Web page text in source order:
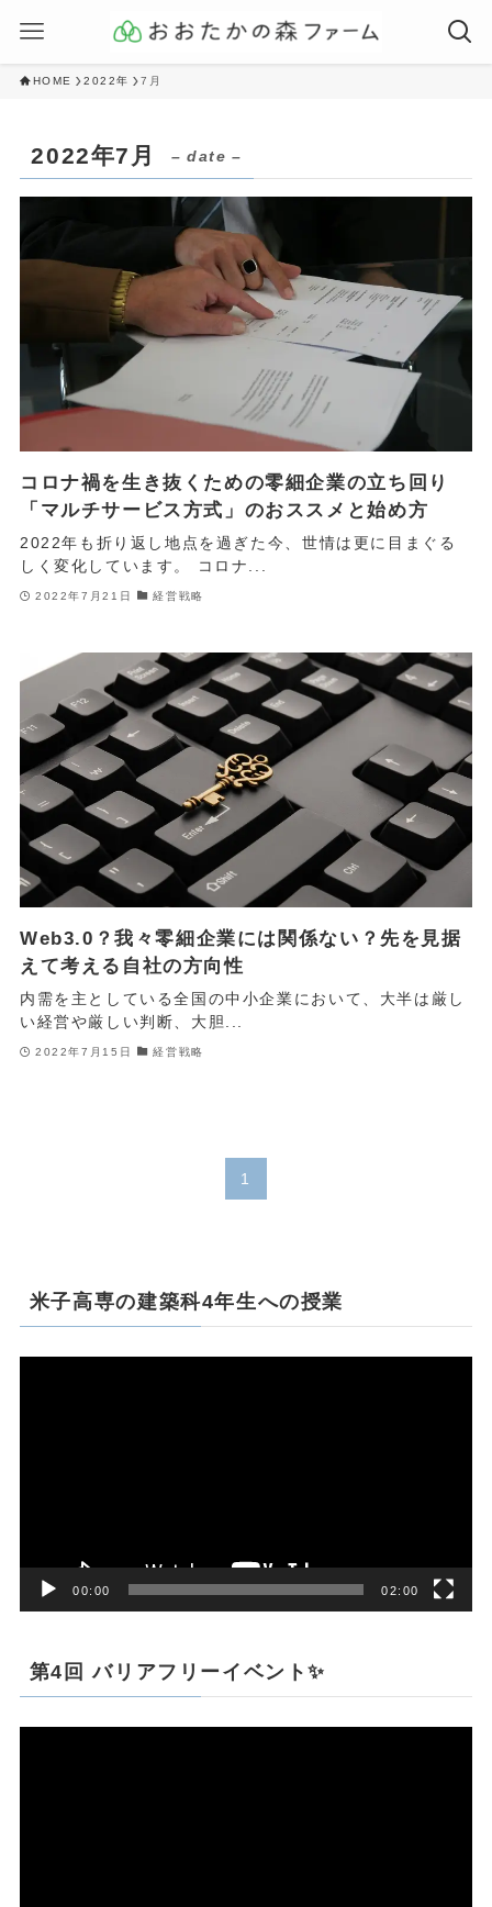
HOME 2022年 7月
2022年7月 – date –
コロナ禍を生き抜くための零細企業の立ち回り
「マルチサービス方式」のおススメと始め方
2022年も折り返し地点を過ぎた今、世情は更に目まぐる
しく変化しています。 コロナ...
2022年7月21日 経営戦略
Web3.0？我々零細企業には関係ない？先を見据
えて考える自社の方向性
内需を主としている全国の中小企業において、大半は厳し
い経営や厳しい判断、大胆...
2022年7月15日 経営戦略
1
米子高専の建築科4年生への授業
00:00 02:00
第4回 バリアフリーイベント✨